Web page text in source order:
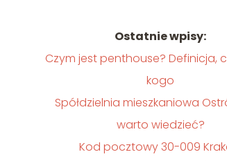
Ostatnie wpisy:
Czym jest penthouse? Definicja,
kogo
Spółdzielnia mieszkaniowa
warto wiedzieć?
Kod pocztowy 30-009